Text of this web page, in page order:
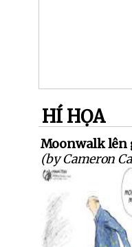
HÍ HỌA
Moonwalk lên
(by Cameron